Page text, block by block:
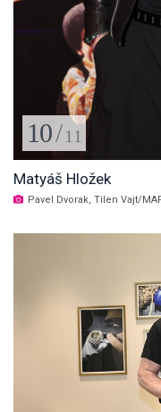
10/ 11
Matyáš Hložek
Pavel Dvorak, Tilen Vajt/